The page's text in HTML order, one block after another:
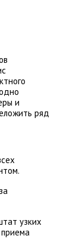
и
ряд
узких